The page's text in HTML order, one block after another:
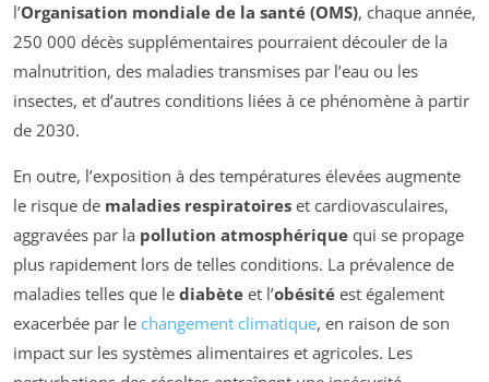
l’Organisation mondiale de la santé (OMS), chaque année,
250 000 décès supplémentaires pourraient découler de la
malnutrition, des maladies transmises par l’eau ou les
insectes, et d’autres conditions liées à ce phénomène à partir
de 2030.
En outre, l’exposition à des températures élevées augmente
le risque de maladies respiratoires et cardiovasculaires,
aggravées par la pollution atmosphérique qui se propage
plus rapidement lors de telles conditions. La prévalence de
maladies telles que le diabète et l’obésité est également
exacerbée par le changement climatique, en raison de son
impact sur les systèmes alimentaires et agricoles. Les